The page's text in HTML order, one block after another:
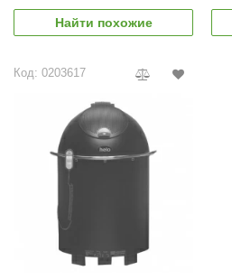
Найти похожие
Код: 0203617